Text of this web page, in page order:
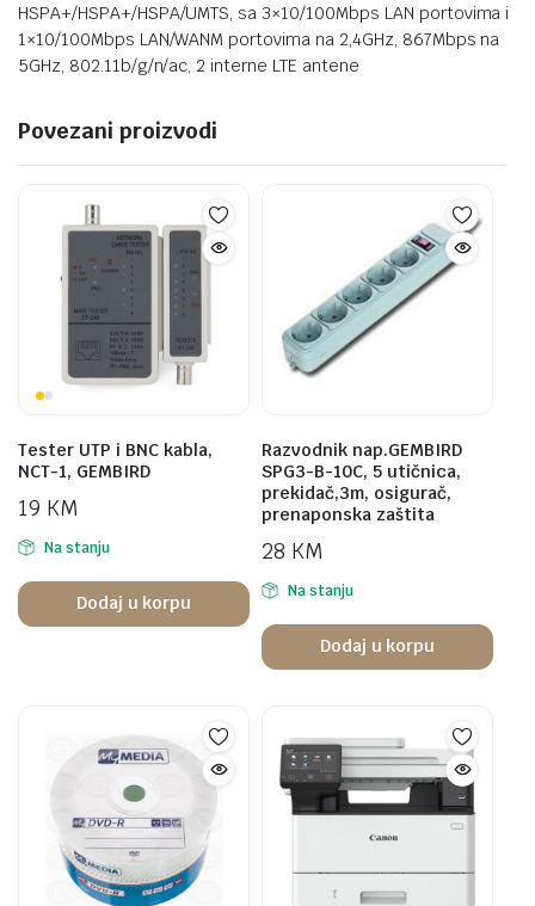
HSPA+/HSPA+/HSPA/UMTS, sa 3×10/100Mbps LAN portovima i
1×10/100Mbps LAN/WANM portovima na 2,4GHz, 867Mbps na
5GHz, 802.11b/g/n/ac, 2 interne LTE antene
Povezani proizvodi
Tester UTP i BNC kabla,
NCT-1, GEMBIRD
19 KM
Na stanju
Dodaj u korpu
Razvodnik nap.GEMBIRD
SPG3-B-10C, 5 utičnica,
prekidač,3m, osigurač,
prenaponska zaštita
28 KM
Na stanju
Dodaj u korpu